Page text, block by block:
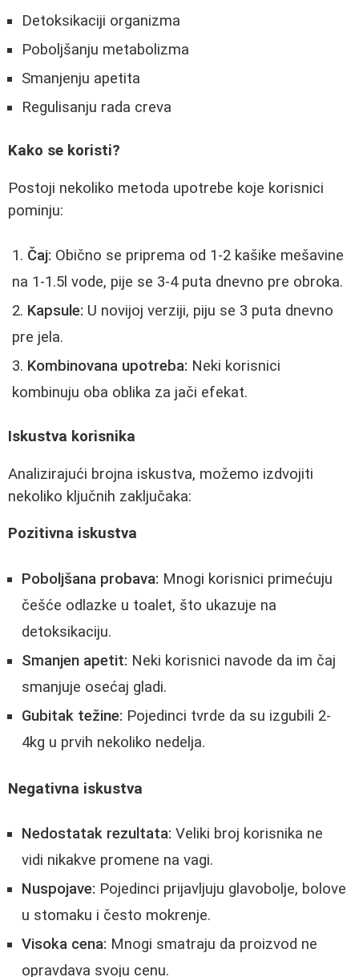
Detoksikaciji organizma
Poboljšanju metabolizma
Smanjenju apetita
Regulisanju rada creva
Kako se koristi?
Postoji nekoliko metoda upotrebe koje korisnici
pominju:
Čaj: Obično se priprema od 1-2 kašike mešavine
na 1-1.5l vode, pije se 3-4 puta dnevno pre obroka.
Kapsule: U novijoj verziji, piju se 3 puta dnevno
pre jela.
Kombinovana upotreba: Neki korisnici
kombinuju oba oblika za jači efekat.
Iskustva korisnika
Analizirajući brojna iskustva, možemo izdvojiti
nekoliko ključnih zaključaka:
Pozitivna iskustva
Poboljšana probava: Mnogi korisnici primećuju
češće odlazke u toalet, što ukazuje na
detoksikaciju.
Smanjen apetit: Neki korisnici navode da im čaj
smanjuje osećaj gladi.
Gubitak težine: Pojedinci tvrde da su izgubili 2-
4kg u prvih nekoliko nedelja.
Negativna iskustva
Nedostatak rezultata: Veliki broj korisnika ne
vidi nikakve promene na vagi.
Nuspojave: Pojedinci prijavljuju glavobolje, bolove
u stomaku i često mokrenje.
Visoka cena: Mnogi smatraju da proizvod ne
opravdava svoju cenu.